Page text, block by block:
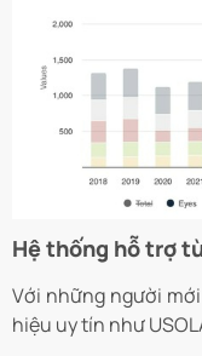
Hệ thống hỗ trợ
Với những người
hiệu uy tín như